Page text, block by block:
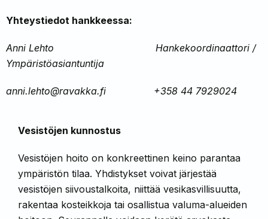
Yhteystiedot hankkeessa:
Anni Lehto Hankekoordinaattori /
Ympäristöasiantuntija
anni.lehto@ravakka.fi +358 44 7929024
Vesistöjen kunnostus
Vesistöjen hoito on konkreettinen keino pa­rantaa
ympäristön tilaa. Yhdistykset voivat järjestää
vesistöjen siivoustalkoita, niittää vesikasvillisuutta,
rakentaa kosteikkoja tai osallistua valuma-alueiden